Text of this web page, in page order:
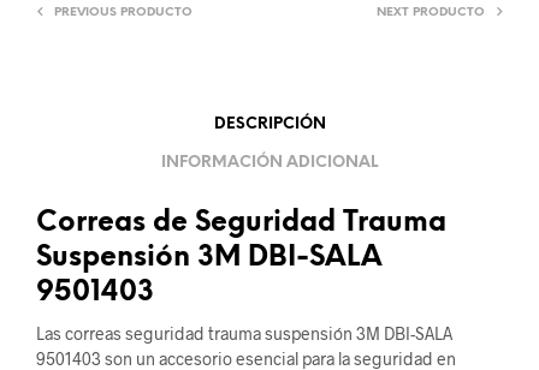
PREVIOUS PRODUCTO NEXT PRODUCTO
DESCRIPCIÓN
INFORMACIÓN ADICIONAL
Correas de Seguridad Trauma
Suspensión 3M DBI-SALA
9501403
Las correas seguridad trauma suspensión 3M DBI-SALA
9501403 son un accesorio esencial para la seguridad en